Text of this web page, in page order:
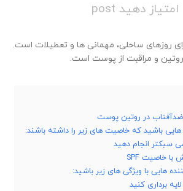
امتیاز دهید post
روزهای ساحلی، مهمانی ها و تعطیلات است.
و مراقبت از پوست است.
باشید که خاصیت های زیر را داشته باشند:
هایی با ویژگی های زیر باشید: